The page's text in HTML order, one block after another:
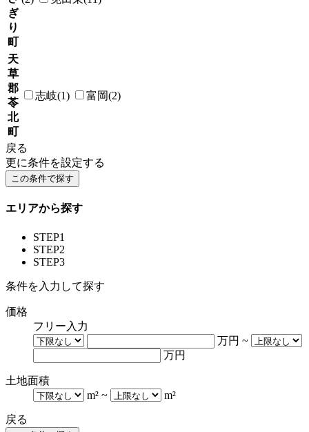
ぎ
り
町
天
草
郡
苓
北
町
志岐(1) 富岡(2)
戻る
更に条件を設定する
エリアから探す
STEP1
STEP2
STEP3
条件を入力して探す
価格
フリー入力
万円 ~
万円
土地面積
m² ~ m²
戻る